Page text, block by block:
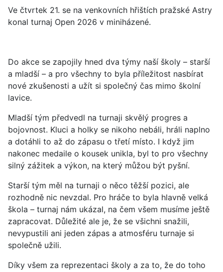
Ve čtvrtek 21. se na venkovních hřištích pražské Astry
konal turnaj Open 2026 v miniházené.
Do akce se zapojily hned dva týmy naší školy – starší
a mladší – a pro všechny to byla příležitost nasbírat
nové zkušenosti a užít si společný čas mimo školní
lavice.
Mladší tým předvedl na turnaji skvělý progres a
bojovnost. Kluci a holky se nikoho nebáli, hráli naplno
a dotáhli to až do zápasu o třetí místo. I když jim
nakonec medaile o kousek unikla, byl to pro všechny
silný zážitek a výkon, na který můžou být pyšní.
Starší tým měl na turnaji o něco těžší pozici, ale
rozhodně nic nevzdal. Pro hráče to byla hlavně velká
škola – turnaj nám ukázal, na čem všem musíme ještě
zapracovat. Důležité ale je, že se všichni snažili,
nevypustili ani jeden zápas a atmosféru turnaje si
společně užili.
Díky všem za reprezentaci školy a za to, že do toho